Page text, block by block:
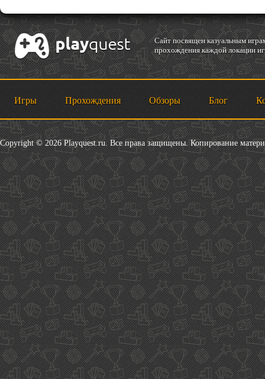
Cайт посвящен казуальным
прохождения каждой локации
Игры Прохождения Обзоры Блог
Copyright © 2026 Playquest.ru. Все права защищены. Копирование